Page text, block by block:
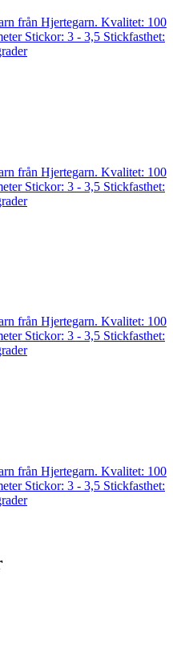
från Hjertegarn. Kvalitet: 100
Stickor: 3 - 3,5 Stickfasthet:
från Hjertegarn. Kvalitet: 100
Stickor: 3 - 3,5 Stickfasthet:
från Hjertegarn. Kvalitet: 100
Stickor: 3 - 3,5 Stickfasthet:
från Hjertegarn. Kvalitet: 100
Stickor: 3 - 3,5 Stickfasthet: